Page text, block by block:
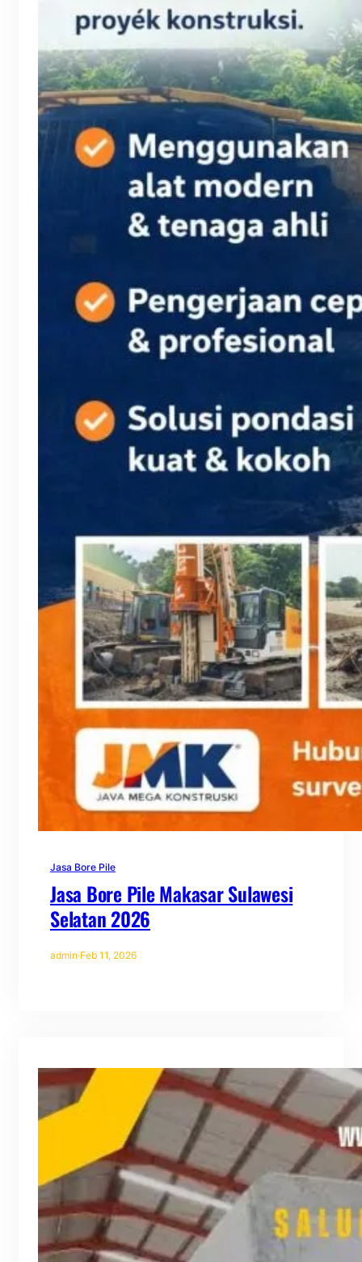
Jasa Bore Pile
Jasa Bore Pile Makasar Sulawesi
Selatan 2026
admin·Feb 11, 2026